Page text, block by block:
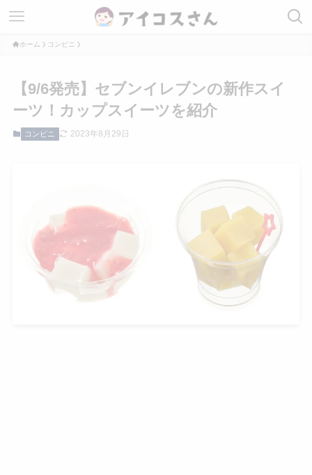
ホーム コンビニ
【9/6発売】セブンイレブンの新作スイ
ーツ！カップスイーツを紹介
コンビニ 2023年8月29日